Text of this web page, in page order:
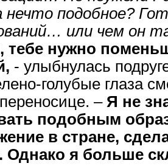
подобное?
или чем он
нужно
- улыбнулась
голубые глаза
– Я не
подобным
в стране,
Однако я больше